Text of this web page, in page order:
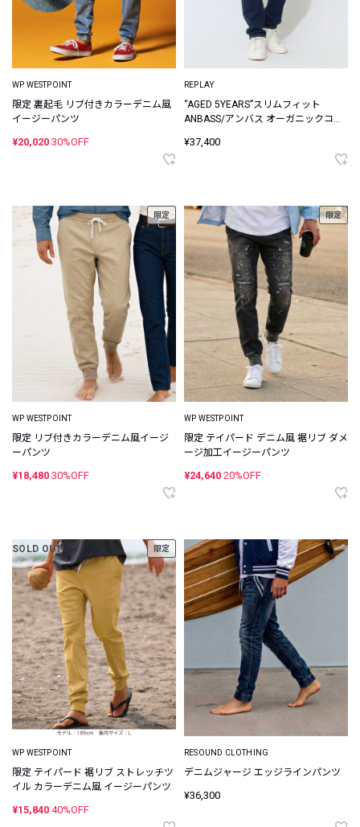
WP WESTPOINT
限定 裏起毛 リブ付きカラーデニム風
イージーパンツ
¥20,020 30%OFF
REPLAY
“AGED 5YEARS”スリムフィット
ANBASS/アンバス オーガニックコッ
¥37,400
限定
WP WESTPOINT
限定 リブ付きカラーデニム風イージ
ーパンツ
¥18,480 30%OFF
限定
WP WESTPOINT
限定 テイパード デニム風 裾リブ ダメ
ージ加工イージーパンツ
¥24,640 20%OFF
SOLD OUT 限定
WP WESTPOINT
限定 テイパード 裾リブ ストレッチツ
イル カラーデニム風 イージーパンツ
¥15,840 40%OFF
RESOUND CLOTHING
デニムジャージ エッジラインパンツ
¥36,300